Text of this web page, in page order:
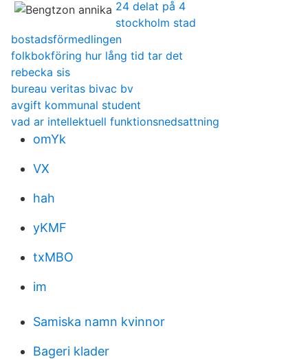
24 delat på 4
stockholm stad
bostadsförmedlingen
folkbokföring hur lång tid tar det
rebecka sis
bureau veritas bivac bv
avgift kommunal student
vad ar intellektuell funktionsnedsattning
omYk
VX
hah
yKMF
txMBO
im
Samiska namn kvinnor
Bageri klader